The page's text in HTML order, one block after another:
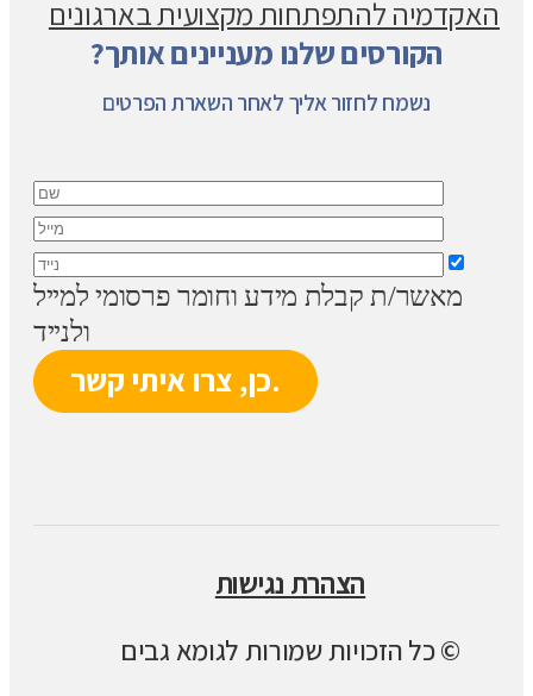
האקדמיה להתפתחות מקצועית בארגונים
הקורסים שלנו מעניינים אותך?
נשמח לחזור אליך לאחר השארת הפרטים
מאשר/ת קבלת מידע וחומר פרסומי למייל
ולנייד
הצהרת נגישות
© כל הזכויות שמורות לגומא גבים